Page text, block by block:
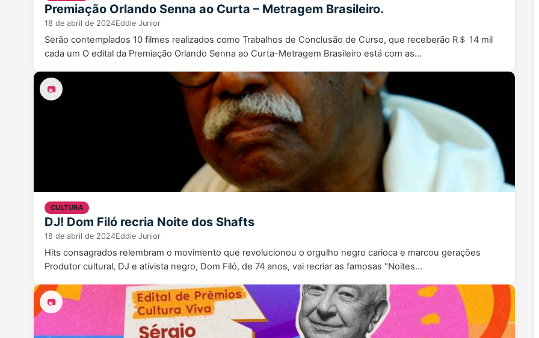
Premiação Orlando Senna ao Curta – Metragem Brasileiro.
18 de abril de 2024Eddie Junior
Serão contemplados 10 filmes realizados como Trabalhos de Conclusão de Curso, que receberão R＄ 14 mil
cada um O edital da Premiação Orlando Senna ao Curta-Metragem Brasileiro está com as…
📷
CULTURA
DJ! Dom Filó recria Noite dos Shafts
18 de abril de 2024Eddie Junior
Hits consagrados relembram o movimento que revolucionou o orgulho negro carioca e marcou gerações
Produtor cultural, DJ e ativista negro, Dom Filó, de 74 anos, vai recriar as famosas "Noites…
📷